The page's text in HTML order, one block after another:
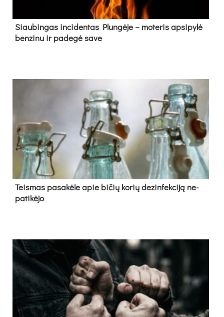
Siau­bin­gas in­ci­den­tas Plun­gė­je – mo­te­ris ap­si­py­lė
ben­zi­nu ir pa­de­gė sa­ve
Teis­mas pa­sa­kė­le apie bi­čių ko­rių de­zin­fek­ci­ją ne­
pa­ti­kė­jo